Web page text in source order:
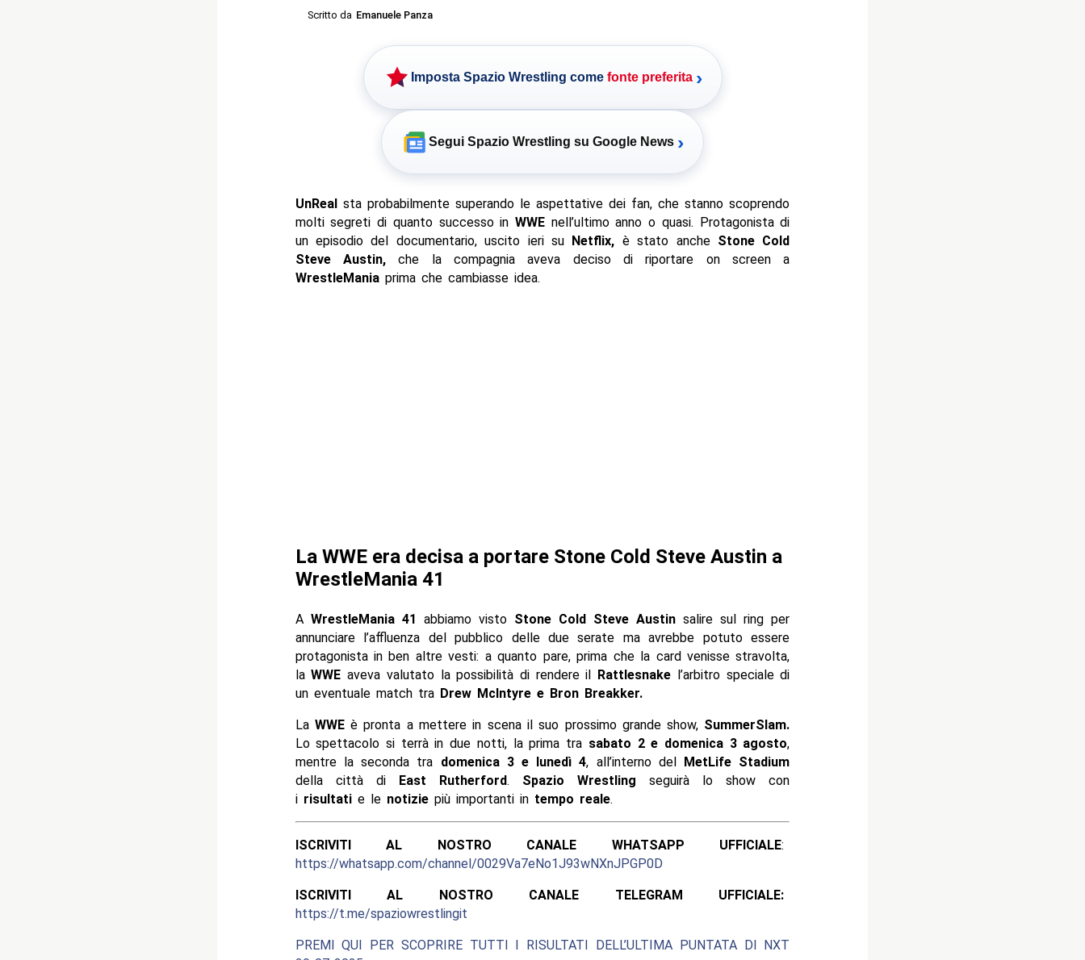
Scritto da Emanuele Panza
Imposta Spazio Wrestling come fonte preferita ›
Segui Spazio Wrestling su Google News ›
UnRealsta probabilmente superando le aspettative dei fan, che stanno scoprendo
molti segreti di quanto successo in WWE nell’ultimo anno o quasi. Protagonista di
un episodio del documentario, uscito ieri su Netflix, è stato anche Stone Cold
Steve Austin,che la compagnia aveva deciso di riportare on screen a
WrestleManiaprima che cambiasse idea.
La WWE era decisa a portare Stone Cold Steve Austin a
WrestleMania 41
A WrestleMania 41 abbiamo visto Stone Cold Steve Austin salire sul ring per
annunciare l’affluenza del pubblico delle due serate ma avrebbe potuto essere
protagonista in ben altre vesti: a quanto pare, prima che la card venisse stravolta,
laWWE aveva valutato la possibilità di rendere il Rattlesnake l’arbitro speciale di
un eventuale match tra Drew McIntyre e Bron Breakker.
La WWEè pronta a mettere in scena il suo prossimo grande show, SummerSlam.
Lo spettacolo si terrà in due notti, la prima tra sabato 2 e domenica 3 agosto,
mentre la seconda tra domenica 3 e lunedì 4, all’interno del MetLife Stadium
della città di East Rutherford. Spazio Wrestling seguirà lo show con
i risultatie le notiziepiù importanti in tempo reale.
ISCRIVITI AL NOSTRO CANALE WHATSAPP UFFICIALE:
https://whatsapp.com/channel/0029Va7eNo1J93wNXnJPGP0D
ISCRIVITI AL NOSTRO CANALE TELEGRAM UFFICIALE:
https://t.me/spaziowrestlingit
PREMI QUI PER SCOPRIRE TUTTI I RISULTATI DELL’ULTIMA PUNTATA DI NXT